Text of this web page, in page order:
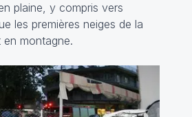
plaine, y compris vers
les premières neiges de la
montagne.